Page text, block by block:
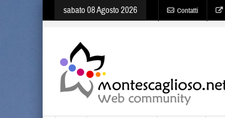
sabato 08 Agosto 2026 Contatti